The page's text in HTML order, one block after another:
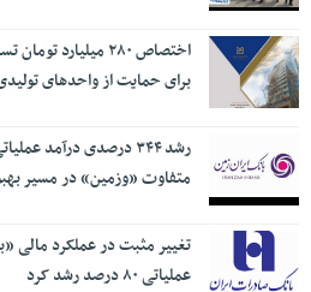
اختصاص ۲۸۰
برای حمایت از واحدهای
رشد ۳۴۴ درصدی درآمد
متفاوت «وزمین» در مسیر
تغییر مثبت در عملکرد مالی
عملیاتی ۸۰ درصد رشد کرد